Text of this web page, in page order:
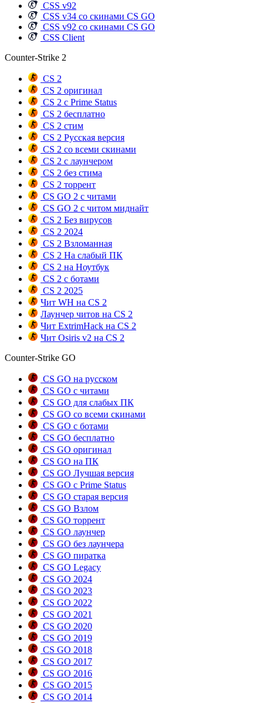
CSS v92
CSS v34 со скинами CS GO
CSS v92 со скинами CS GO
CSS Client
Counter-Strike 2
CS 2
CS 2 оригинал
CS 2 с Prime Status
CS 2 бесплатно
CS 2 стим
CS 2 Русская версия
CS 2 со всеми скинами
CS 2 с лаунчером
CS 2 без стима
CS 2 торрент
CS GO 2 с читами
CS GO 2 с читом миднайт
CS 2 Без вирусов
CS 2 2024
CS 2 Взломанная
CS 2 На слабый ПК
CS 2 на Ноутбук
CS 2 с ботами
CS 2 2025
Чит WH на CS 2
Лаунчер читов на CS 2
Чит ExtrimHack на CS 2
Чит Osiris v2 на CS 2
Counter-Strike GO
CS GO на русском
CS GO с читами
CS GO для слабых ПК
CS GO со всеми скинами
CS GO с ботами
CS GO бесплатно
CS GO оригинал
CS GO на ПК
CS GO Лучшая версия
CS GO с Prime Status
CS GO старая версия
CS GO Взлом
CS GO торрент
CS GO лаунчер
CS GO без лаунчера
CS GO пиратка
CS GO Legacy
CS GO 2024
CS GO 2023
CS GO 2022
CS GO 2021
CS GO 2020
CS GO 2019
CS GO 2018
CS GO 2017
CS GO 2016
CS GO 2015
CS GO 2014